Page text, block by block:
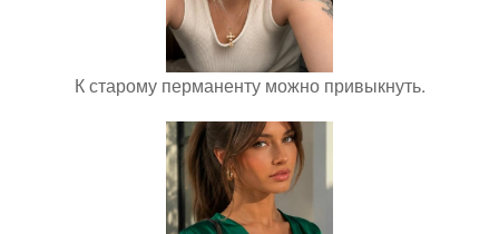
К старому перманенту можно привыкнуть.